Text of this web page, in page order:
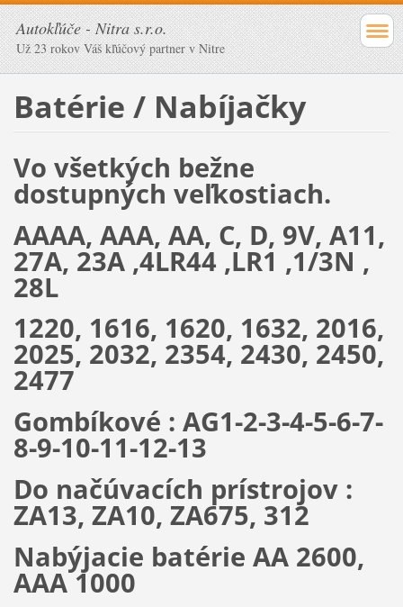
Autokľúče - Nitra s.r.o.
Už 23 rokov Váš kľúčový partner v Nitre
Batérie / Nabíjačky
Vo všetkých bežne
dostupných veľkostiach.
AAAA, AAA, AA, C, D, 9V, A11,
27A, 23A ,4LR44 ,LR1 ,1/3N ,
28L
1220, 1616, 1620, 1632, 2016,
2025, 2032, 2354, 2430, 2450,
2477
Gombíkové : AG1-2-3-4-5-6-7-
8-9-10-11-12-13
Do načúvacích prístrojov :
ZA13, ZA10, ZA675, 312
Nabýjacie batérie AA 2600,
AAA 1000